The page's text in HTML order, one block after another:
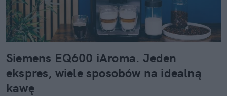
Siemens EQ600 iAroma. Jeden
ekspres, wiele sposobów na idealną
kawę